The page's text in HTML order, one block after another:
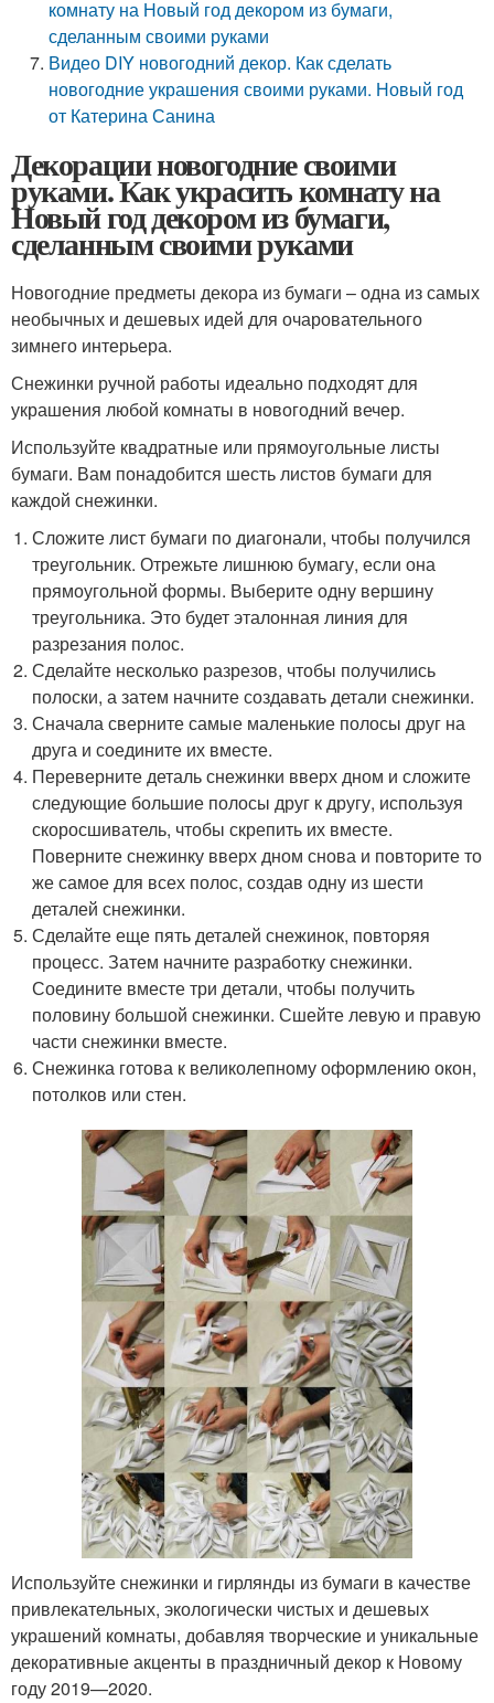
комнату на Новый год декором из бумаги,
сделанным своими руками
Видео DIY новогодний декор. Как сделать
новогодние украшения своими руками. Новый год
от Катерина Санина
Декорации новогодние своими
руками. Как украсить комнату на
Новый год декором из бумаги,
сделанным своими руками
Новогодние предметы декора из бумаги – одна из самых
необычных и дешевых идей для очаровательного
зимнего интерьера.
Снежинки ручной работы идеально подходят для
украшения любой комнаты в новогодний вечер.
Используйте квадратные или прямоугольные листы
бумаги. Вам понадобится шесть листов бумаги для
каждой снежинки.
Сложите лист бумаги по диагонали, чтобы получился
треугольник. Отрежьте лишнюю бумагу, если она
прямоугольной формы. Выберите одну вершину
треугольника. Это будет эталонная линия для
разрезания полос.
Сделайте несколько разрезов, чтобы получились
полоски, а затем начните создавать детали снежинки.
Сначала сверните самые маленькие полосы друг на
друга и соедините их вместе.
Переверните деталь снежинки вверх дном и сложите
следующие большие полосы друг к другу, используя
скоросшиватель, чтобы скрепить их вместе.
Поверните снежинку вверх дном снова и повторите то
же самое для всех полос, создав одну из шести
деталей снежинки.
Сделайте еще пять деталей снежинок, повторяя
процесс. Затем начните разработку снежинки.
Соедините вместе три детали, чтобы получить
половину большой снежинки. Сшейте левую и правую
части снежинки вместе.
Снежинка готова к великолепному оформлению окон,
потолков или стен.
Используйте снежинки и гирлянды из бумаги в качестве
привлекательных, экологически чистых и дешевых
украшений комнаты, добавляя творческие и уникальные
декоративные акценты в праздничный декор к Новому
году 2019—2020.